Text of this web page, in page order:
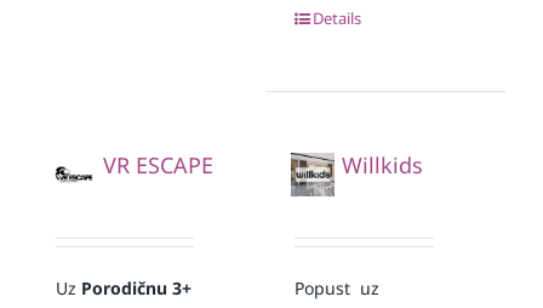
Details
VR ESCAPE
Uz Porodičnu 3+
Willkids
Popust uz